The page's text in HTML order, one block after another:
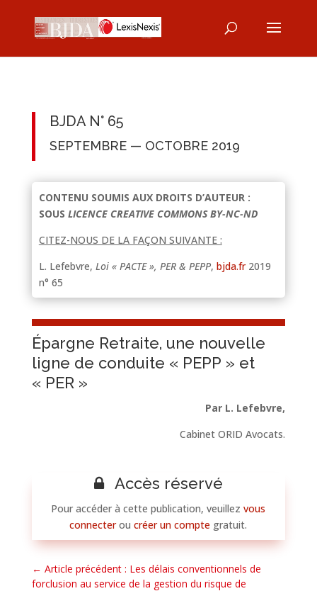
BJDA N° 65
SEPTEMBRE — OCTOBRE 2019
CONTENU SOUMIS AUX DROITS D’AUTEUR :
SOUS LICENCE CREATIVE COMMONS BY-NC-ND
CITEZ-NOUS DE LA FAÇON SUIVANTE :
L. Lefebvre, Loi « PACTE », PER & PEPP, bjda.fr2019
n° 65
Épargne Retraite, une nouvelle
ligne de conduite « PEPP » et
« PER »
Par L. Lefebvre,
Cabinet ORID Avocats.
Accès réservé
Pour accéder à cette publication, veuillezvous
connecteroucréer un compte gratuit.
← Article précédent : Les délais conventionnels de
forclusion au service de la gestion du risque de